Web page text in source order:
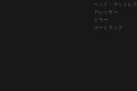
ベッド・マットレス
ドレッサー
ミラー
コートラック